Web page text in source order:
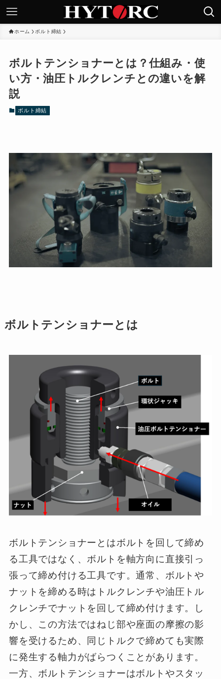
ホーム ボルト締結
ボルトテンショナーとは？仕組み・使
い方・油圧トルクレンチとの違いを解
説
ボルト締結
ボルトテンショナーとは
ボルトテンショナーとはボルトを回して締め
る工具ではなく、ボルトを軸方向に直接引っ
張って締め付ける工具です。通常、ボルトや
ナットを締める時はトルクレンチや油圧トル
クレンチでナットを回して締め付けます。し
かし、この方法ではねじ部や座面の摩擦の影
響を受けるため、同じトルクで締めても実際
に発生する軸力がばらつくことがあります。
一方、ボルトテンショナーはボルトやスタッ